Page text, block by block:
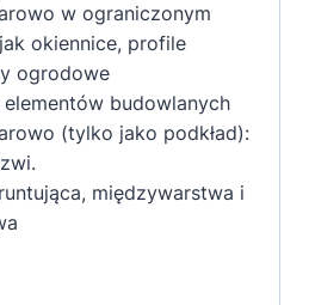
w ograniczonym
okiennice, profile
ogrodowe
budowlanych
(tylko jako podkład):
międzywarstwa i